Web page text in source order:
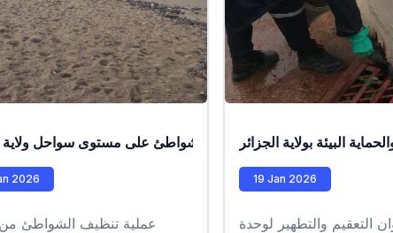
بمخاطر التسممات الغذائية،
وبعض السلوكيات الصحية
هذه المبادرة في إطار ترسيخ
البيئية والصحية لدى الأطفال،
واعٍ بأهمية المحافظة على
عمليات تدخل ميدانية من
عملية تنظيف الشواطئ على مستوى سواحل ولاية
2026
عملية تنظيف الشواطئ
البيئة بولاية الجزائر
19 Jan 2026
التعقيم والتطهير لوحدة